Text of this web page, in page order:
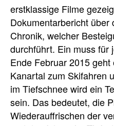
erstklassige Filme
Dokumentarbericht über
Chronik, welcher
durchführt. Ein muss für
Ende Februar 2015
Kanartal zum Skifahren
im Tiefschnee wird ein
sein. Das bedeutet, die
Wiederauffrischen der